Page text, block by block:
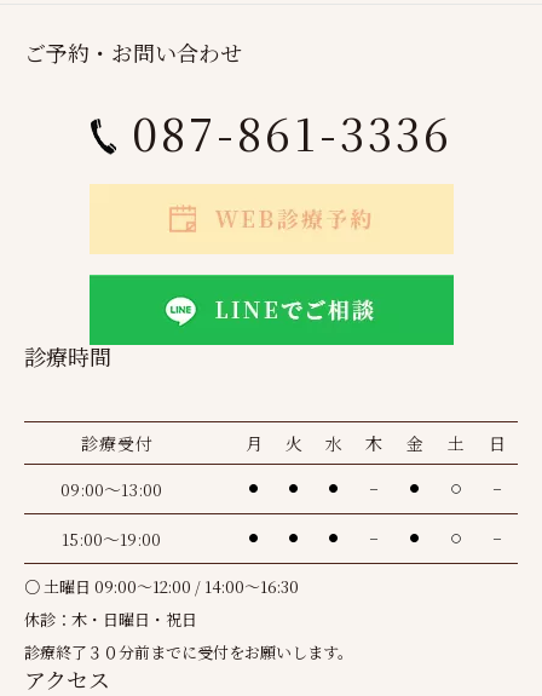
ご予約・お問い合わせ
087-861-3336
診療時間
診療受付 月 火 水 木 金 土
日
09:00～13:00
● ● ● － ● 〇 －
15:00～19:00 ● ● ● － ● 〇 －
○ 土曜日 09:00～12:00 / 14:00～16:30
休診：木・日曜日・祝日
診療終了３０分前までに受付をお願いします。
アクセス